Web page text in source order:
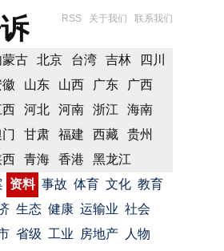
RSS 关于我们 联系我们
蒙古 北京 台湾 吉林
四川
山东 山西 广东
广西
西 河北 河南 浙江
海南
甘肃 福建 西藏
贵州
西 青海 香港
黑龙江
资料 事故 体育 文化 教育
生态 健康 运输业 社会
省级 工业 房地产
人物